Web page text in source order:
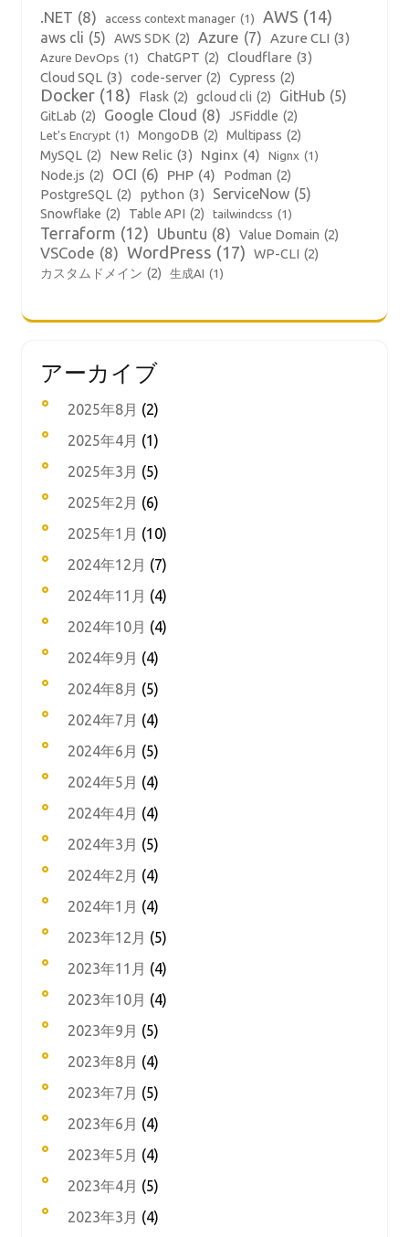
.NET (8) access context manager (1) AWS (14)
aws cli (5) AWS SDK (2) Azure (7) Azure CLI (3)
Azure DevOps (1) ChatGPT (2) Cloudflare (3)
Cloud SQL (3) code-server (2) Cypress (2)
Docker (18) Flask (2) gcloud cli (2) GitHub (5)
GitLab (2) Google Cloud (8) JSFiddle (2)
Let's Encrypt (1) MongoDB (2) Multipass (2)
MySQL (2) New Relic (3) Nginx (4) Nignx (1)
Node.js (2) OCI (6) PHP (4) Podman (2)
PostgreSQL (2) python (3) ServiceNow (5)
Snowflake (2) Table API (2) tailwindcss (1)
Terraform (12) Ubuntu (8) Value Domain (2)
VSCode (8) WordPress (17) WP-CLI (2)
カスタムドメイン (2) 生成AI (1)
アーカイブ
2025年8月 (2)
2025年4月 (1)
2025年3月 (5)
2025年2月 (6)
2025年1月 (10)
2024年12月 (7)
2024年11月 (4)
2024年10月 (4)
2024年9月 (4)
2024年8月 (5)
2024年7月 (4)
2024年6月 (5)
2024年5月 (4)
2024年4月 (4)
2024年3月 (5)
2024年2月 (4)
2024年1月 (4)
2023年12月 (5)
2023年11月 (4)
2023年10月 (4)
2023年9月 (5)
2023年8月 (4)
2023年7月 (5)
2023年6月 (4)
2023年5月 (4)
2023年4月 (5)
2023年3月 (4)